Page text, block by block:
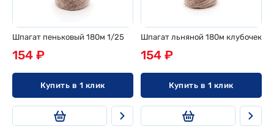
Шпагат пеньковый 180м 1/25
154 ₽
Купить в 1 клик
Шпагат льняной 180м клубочек
154 ₽
Купить в 1 клик